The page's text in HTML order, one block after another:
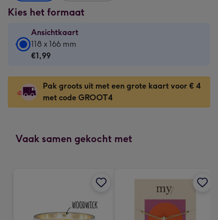
Kies het formaat
Ansichtkaart
Ansichtkaart
-
-
118
x
-
118 x 166 mm
€1,99
Pak groots uit met een grote kaart voor € 4
met code GROOT4
Vaak samen gekocht met